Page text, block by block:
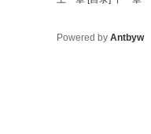
Powered by Antbyw